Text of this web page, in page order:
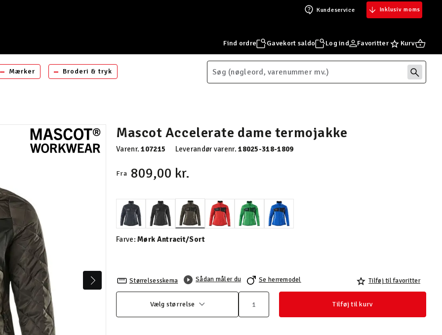
Kundeservice Inklusiv moms
Find ordre Gavekort saldo Log ind Favoritter Kurv
Mærker Broderi & tryk
Mascot Accelerate dame termojakke
Varenr.107215 Leverandør varenr.18025-318-1809
Fra 809,00 kr.
valgte
Farve:Mørk Antracit/Sort
Størrelsesskema Sådan måler du Se herremodel Tilføj til favoritter
Vælg størrelse Tilføj til kurv